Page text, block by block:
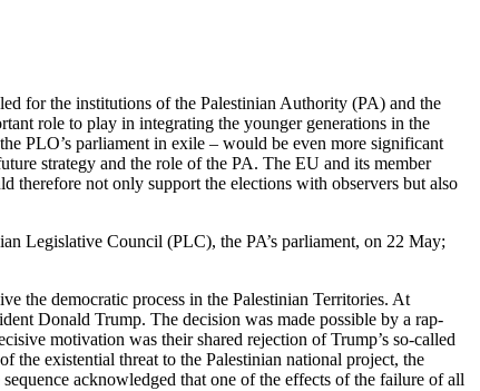
for the institutions of the Palestinian Authority (PA) and the
role to play in integrating the younger generations in the
PLO’s parliament in exile – would be even more significant
strategy and the role of the PA. The EU and its member
therefore not only support the elections with observers but also
Legislative Council (PLC), the PA’s parliament, on 22 May;
the democratic process in the Palestinian Territories. At
Donald Trump. The decision was made possible by a rap­
motivation was their shared rejection of Trump’s so-called
the existential threat to the Palestinian national project, the
acknowl­edged that one of the effects of the failure of all